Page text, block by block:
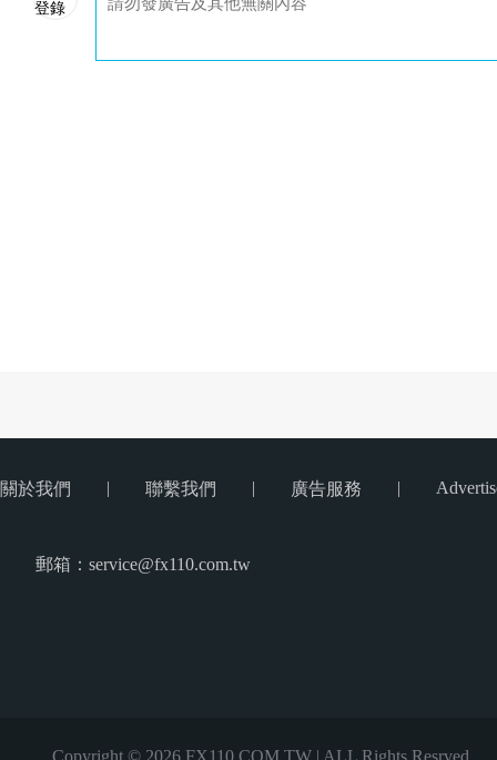
關於我們 | 聯繫我們 | 廣告服務 |
郵箱：service@fx110.com.tw
Copyright © 2026 FX110.COM.TW | ALL Rights Resrved